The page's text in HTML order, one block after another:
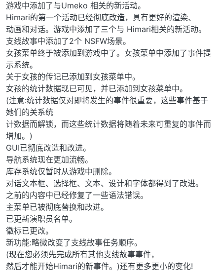
游戏中添加了与Umeko 相关的新活动。
Himari的第一个活动已经彻底改造，具有更好的渲染、
动画和对话。游戏中添加了三个与 Himari相关的新活动。
支线故事中添加了2个 NSFW场景。
女孩菜单终于被添加到游戏中了。女孩菜单中添加了事件提
示系统。
关于女孩的传记已添加到女孩菜单中。
女孩的统计数据现已可见，并已添加到女孩菜单中。
(注意:统计数据仅对即将发生的事件很重要，这些事件基于
她们的关系统
计数据而解锁，而这些统计数据将随着未来可重复的事件而
增加。)
GUI已彻底改造和改进。
导航系统现在更加流畅。
库存系统仅暂时从游戏中删除。
对话文本框、选择框、文本、设计和字体都得到了改进。
之前的内容中已经修复了一些语法错误。
主菜单已被彻底替换和改进。
已更新演职员名单。
徽标已更改。
新功能:略微改变了支线故事任务顺序。
(现在您必须先完成所有其他支线故事事件，
然后才能开始Himari的新事件。)还有更多更小的变化!